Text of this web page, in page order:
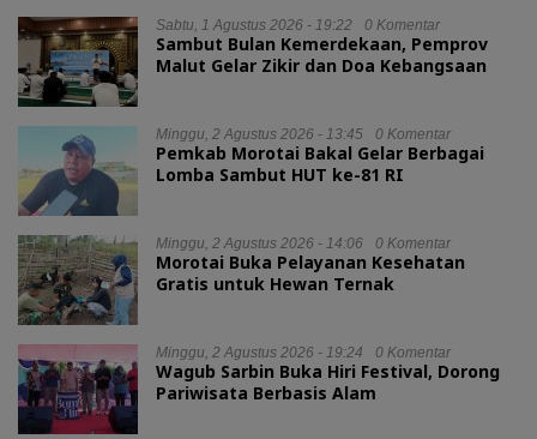
Sabtu, 1 Agustus 2026 - 19:22 0 Komentar
Sambut Bulan Kemerdekaan, Pemprov
Malut Gelar Zikir dan Doa Kebangsaan
Minggu, 2 Agustus 2026 - 13:45 0 Komentar
Pemkab Morotai Bakal Gelar Berbagai
Lomba Sambut HUT ke-81 RI
Minggu, 2 Agustus 2026 - 14:06 0 Komentar
Morotai Buka Pelayanan Kesehatan
Gratis untuk Hewan Ternak
Minggu, 2 Agustus 2026 - 19:24 0 Komentar
Wagub Sarbin Buka Hiri Festival, Dorong
Pariwisata Berbasis Alam